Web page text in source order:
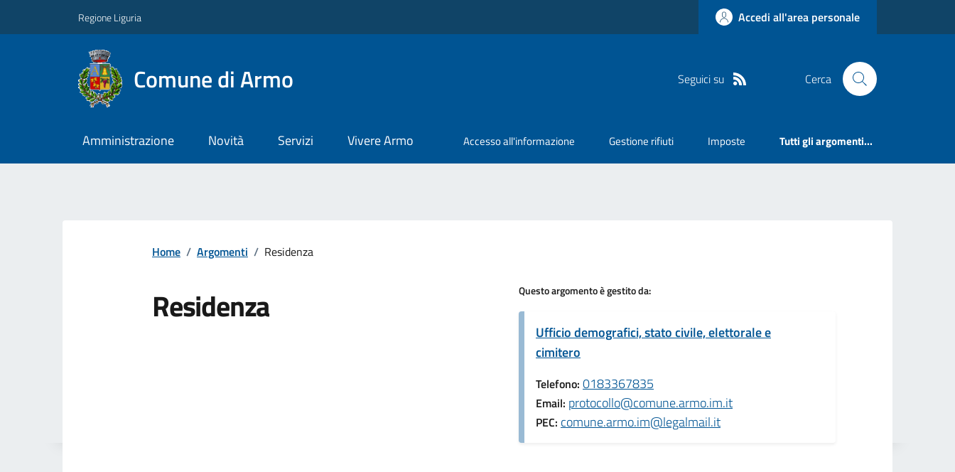
Regione Liguria Accedi all'area personale
Comune di Armo Seguici su Cerca
Amministrazione Novità Servizi Vivere Armo Accesso all'informazione Gestione rifiuti Imposte Tutti gli argomenti...
Home / Argomenti / Residenza
Residenza Questo argomento è gestito da:
Ufficio demografici, stato civile, elettorale e
cimitero
Telefono: 0183367835
Email: protocollo@comune.armo.im.it
PEC: comune.armo.im@legalmail.it